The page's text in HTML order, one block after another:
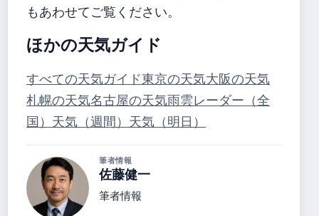
もあわせてご覧ください。
ほかの天気ガイド
すべての天気ガイド東京の天気大阪の天気
札幌の天気名古屋の天気雨雲レーダー（全
国） 天気（週間） 天気（明日）
筆者情報
佐藤健一
筆者情報